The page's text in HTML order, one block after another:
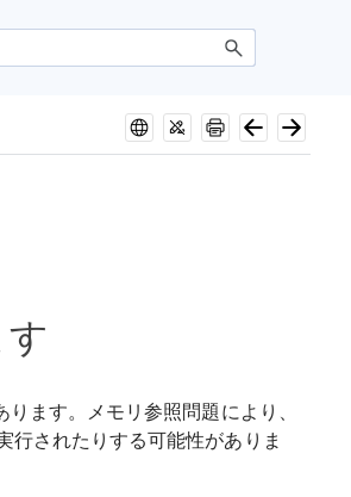
ます。メモリ参照問題により、
行されたりする可能性がありま